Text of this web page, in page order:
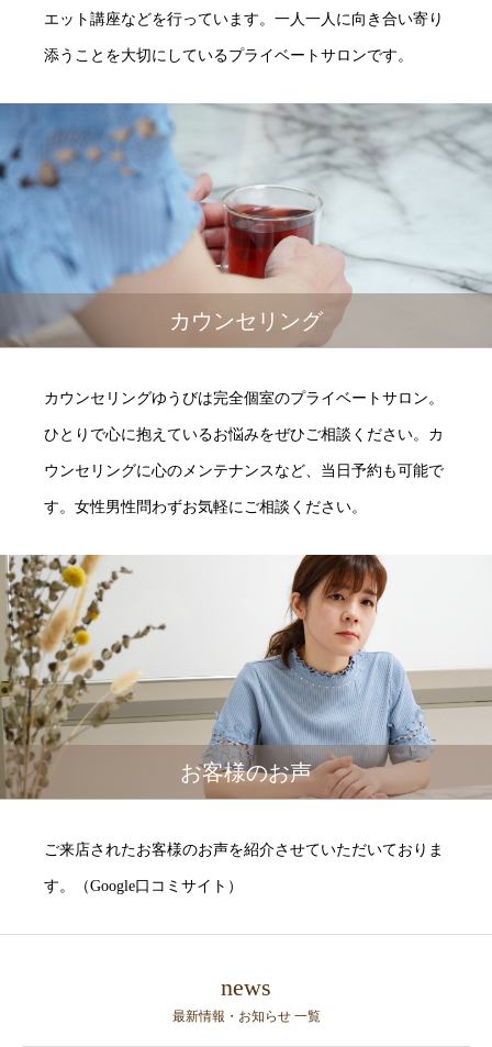
エット講座などを行っています。一人一人に向き合い寄り
添うことを大切にしているプライベートサロンです。
カウンセリング
カウンセリングゆうびは完全個室のプライベートサロン。
ひとりで心に抱えているお悩みをぜひご相談ください。カ
ウンセリングに心のメンテナンスなど、当日予約も可能で
す。女性男性問わずお気軽にご相談ください。
お客様のお声
ご来店されたお客様のお声を紹介させていただいておりま
す。（Google口コミサイト）
news
最新情報・お知らせ 一覧